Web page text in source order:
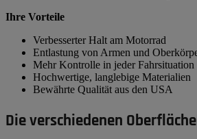
Ihre Vorteile
Verbesserter Halt am Motorrad
Entlastung von Armen und
Mehr Kontrolle in jeder Fahrsituation
Hochwertige, langlebige Materialien
Bewährte Qualität aus den USA
Die verschiedenen